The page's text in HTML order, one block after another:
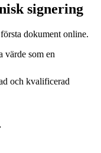
signering
dokument online.
värde som en
och kvalificerad